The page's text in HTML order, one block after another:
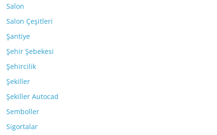
Salon
Salon Çeşitleri
Şantiye
Şehir Şebekesi
Şehircilik
Şekiller
Şekiller Autocad
Semboller
Sigortalar